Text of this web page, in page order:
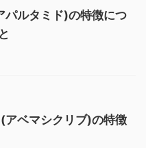
パルタミド)の特徴につ
アベマシクリブ)の特徴